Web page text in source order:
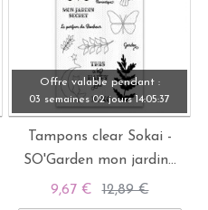
Offre valable pendant :
03 semaines 02 jours 14:05:37
Tampons clear Sokai -
SO'Garden mon jardin...
9,67 € 12,89 €